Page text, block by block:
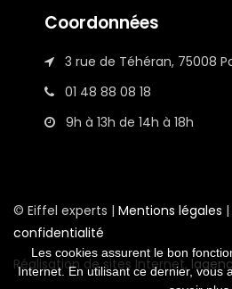
Coordonnées
3 rue de Téhéran, 75008
01 48 88 08 18
9h à 13h de 14h à 18h
© Eiffel experts | Mentions légales |
confidentialité
Réalisation de sites Internet,
Les cookies assurent le bon
Internet. En utilisant ce dernier, vous